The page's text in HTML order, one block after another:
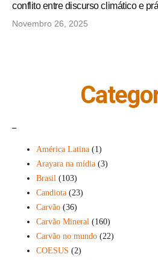
conflito entre discurso climático e
Novembro 26, 2025
América Latina (1)
Arayara na mídia (3)
Brasil (103)
Candiota (23)
Carvão (36)
Carvão Mineral (160)
Carvão no mundo (22)
COESUS (2)